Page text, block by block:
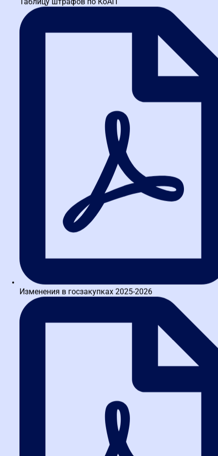
Дрибноход Сергей Леонидович
Комитета экономического развития, промышленной политики и
торговли Правительства Санкт-Петербурга. Эксперт в сфере
Получите краткий курс по
бесплатно!
Отправим его Вам сразу же в Telegram, MAX или
WhatsApp​
Госуслугах: новые правила для поставщиков по 44-ФЗ
Обзор ключевых новостей госзакупок за неделю: РНП,
проверки ФАС и новые запреты
Изменения в госзакупках 2025-2026